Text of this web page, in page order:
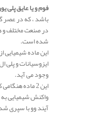
فوم و یا عایق پلی
باشد ، که در عصر
در صنعت مختلف
شده است.
وجود می آید.
این 2 ماده
واکنش شیمیایی
آیند وو با سپری